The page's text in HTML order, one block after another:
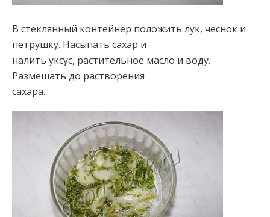
В стеклянный контейнер положить лук, чеснок и
петрушку. Насыпать сахар и
налить уксус, растительное масло и воду.
Размешать до растворения
сахара.